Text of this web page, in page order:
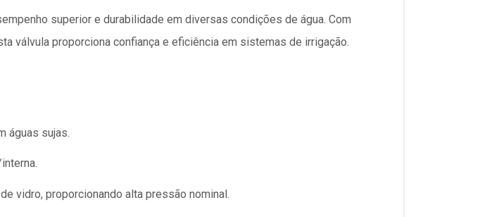
superior e durabilidade em diversas condições de água. Com
válvula proporciona confiança e eficiência em sistemas de irrigação.
águas sujas.
vidro, proporcionando alta pressão nominal.